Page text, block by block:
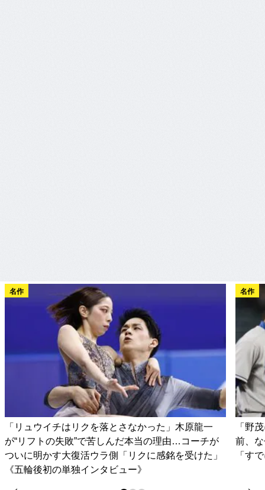
名作
「リュウイチはリクを落とさなかった」木原龍一
が“リフトの失敗”で苦しんだ本当の理由…コーチが
ついに明かす大復活ウラ側「リクに感銘を受けた」
《五輪後初の単独インタビュー》
名作
「野
前、
「す